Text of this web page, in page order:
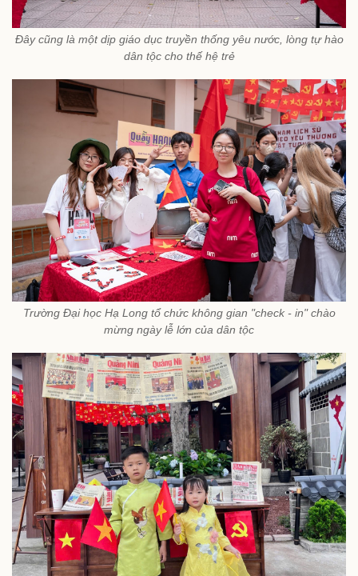
Đây cũng là một dịp giáo dục truyền thống yêu nước, lòng tự hào
dân tộc cho thế hệ trẻ
Trường Đại học Hạ Long tổ chức không gian "check - in" chào
mừng ngày lễ lớn của dân tộc